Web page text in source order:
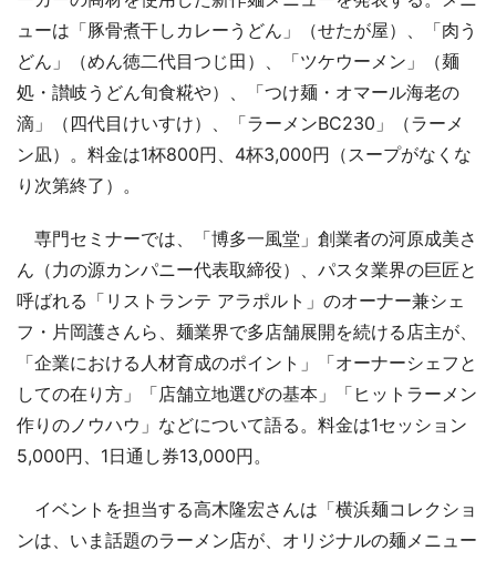
ューは「豚骨煮干しカレーうどん」（せたが屋）、「肉う
どん」（めん徳二代目つじ田）、「ツケウーメン」（麺
処・讃岐うどん旬食糀や）、「つけ麺・オマール海老の
滴」（四代目けいすけ）、「ラーメンBC230」（ラーメ
ン凪）。料金は1杯800円、4杯3,000円（スープがなくな
り次第終了）。
専門セミナーでは、「博多一風堂」創業者の河原成美さ
ん（力の源カンパニー代表取締役）、パスタ業界の巨匠と
呼ばれる「リストランテ アラポルト」のオーナー兼シェ
フ・片岡護さんら、麺業界で多店舗展開を続ける店主が、
「企業における人材育成のポイント」「オーナーシェフと
しての在り方」「店舗立地選びの基本」「ヒットラーメン
作りのノウハウ」などについて語る。料金は1セッション
5,000円、1日通し券13,000円。
イベントを担当する高木隆宏さんは「横浜麺コレクショ
ンは、いま話題のラーメン店が、オリジナルの麺メニュー